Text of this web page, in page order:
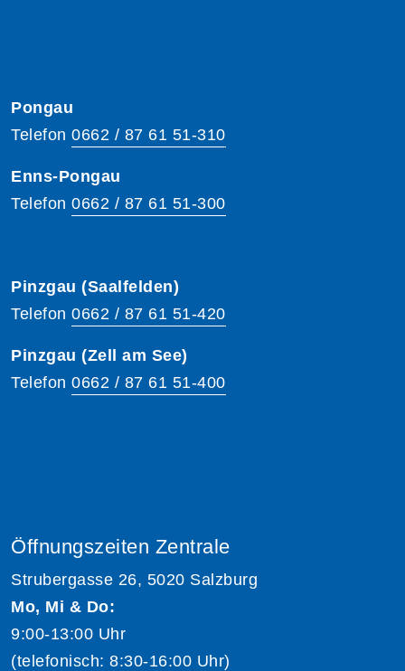
Pongau
Telefon 0662 / 87 61 51-310
Enns-Pongau
Telefon 0662 / 87 61 51-300
Pinzgau (Saalfelden)
Telefon 0662 / 87 61 51-420
Pinzgau (Zell am See)
Telefon 0662 / 87 61 51-400
Öffnungszeiten Zentrale
Strubergasse 26, 5020 Salzburg
Mo, Mi & Do:
9:00-13:00 Uhr
(telefonisch: 8:30-16:00 Uhr)